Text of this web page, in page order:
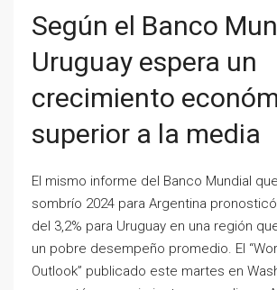
Según el Banco
Uruguay espera un
crecimiento
superior a la media
El mismo informe del Banco Mundial
sombrío 2024 para Argentina
del 3,2% para Uruguay en una región
un pobre desempeño promedio. El
Outlook” publicado este martes en